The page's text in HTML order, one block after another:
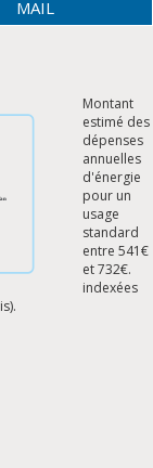
MAIL
Montant
estimé des
dépenses
annuelles
d'énergie
pour un
usage
standard
entre 541€
et 732€.
indexées